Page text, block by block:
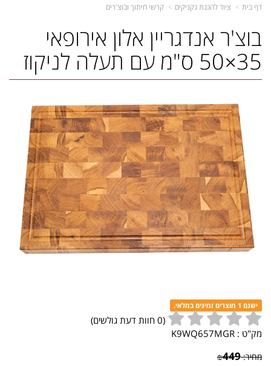
דף בית ציוד להכנת נקניקים קרשי חיתוך ובוצ'רים
בוצ'ר אנדגריין אלון אירופאי
35×50 ס"מ עם תעלה לניקוז
ישנם 1 מוצרים זמינים במלאי.
(
0 חוות דעת גולשים)
מק"ט : K9WQ657MGR
מחיר: ₪449